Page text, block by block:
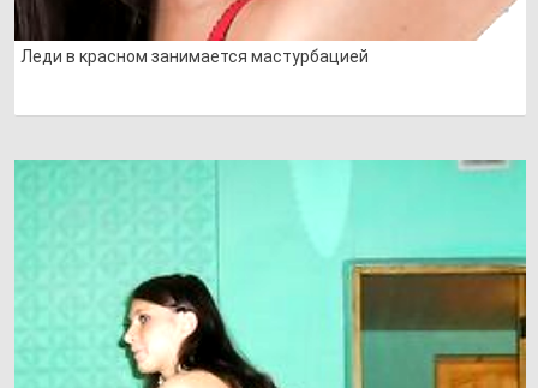
Леди в красном занимается мастурбацией